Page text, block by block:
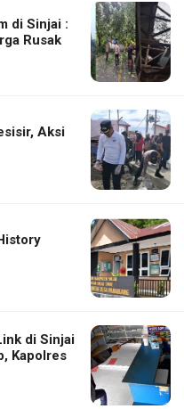
di Sinjai :
Rusak
Aksi
di Sinjai
Kapolres